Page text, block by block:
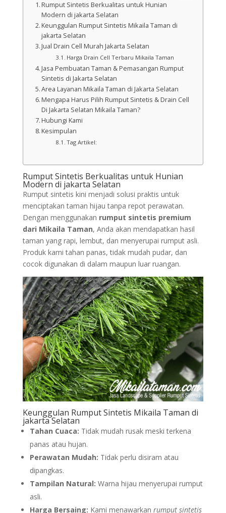
Rumput Sintetis Berkualitas untuk Hunian
Modern di jakarta Selatan
Keunggulan Rumput Sintetis Mikaila Taman di
jakarta Selatan
Jual Drain Cell Murah Jakarta Selatan
Harga Drain Cell Terbaru Mikaila Taman
Jasa Pembuatan Taman & Pemasangan Rumput
Sintetis di Jakarta Selatan
Area Layanan Mikaila Taman di Jakarta Selatan
Mengapa Harus Pilih Rumput Sintetis & Drain Cell
Di Jakarta Selatan Mikaila Taman?
Hubungi Kami
Kesimpulan
Tag Artikel:
Rumput Sintetis Berkualitas untuk Hunian
Modern di jakarta Selatan
Rumput sintetis kini menjadi solusi praktis untuk
menciptakan taman hijau tanpa repot perawatan.
Dengan menggunakan rumput sintetis premium
dari Mikaila Taman, Anda akan mendapatkan hasil
taman yang rapi, lembut, dan menyerupai rumput asli.
Produk kami tahan panas, tidak mudah pudar, dan
cocok digunakan di dalam maupun luar ruangan.
Keunggulan Rumput Sintetis Mikaila Taman di
jakarta Selatan
Tahan Cuaca: Tidak mudah rusak meski terkena
panas atau hujan.
Perawatan Mudah: Tidak perlu disiram atau
dipangkas.
Tampilan Natural: Warna hijau menyerupai rumput
asli.
Harga Bersaing: Kami menawarkan rumput sintetis